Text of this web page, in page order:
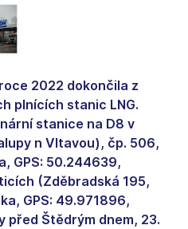
2022 dokončila z
plnících stanic LNG.
stanice na D8 v
n Vltavou), čp. 506,
GPS: 50.244639,
(Zděbradská 195,
GPS: 49.971896,
před Štědrým dnem, 23.